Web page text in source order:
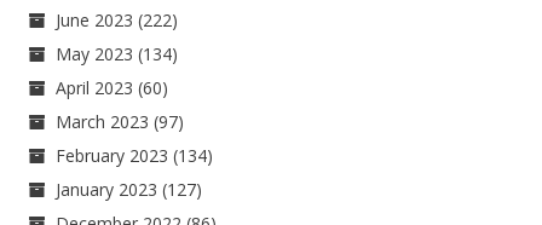
June 2023 (222)
May 2023 (134)
April 2023 (60)
March 2023 (97)
February 2023 (134)
January 2023 (127)